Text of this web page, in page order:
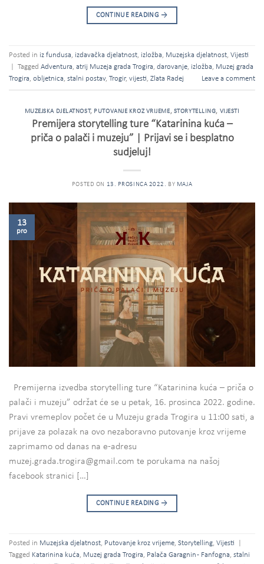
CONTINUE READING →
Posted in iz fundusa, izdavačka djelatnost, izložba, Muzejska djelatnost, Vijesti
Tagged Adventura, atrij Muzeja grada Trogira, darovanje, izložba, Muzej grada
Trogira, obljetnica, stalni postav, Trogir, vijesti, Zlata Radej Leave a comment
MUZEJSKA DJELATNOST, PUTOVANJE KROZ VRIJEME, STORYTELLING, VIJESTI
Premijera storytelling ture “Katarinina kuća –
priča o palači i muzeju” | Prijavi se i besplatno
sudjeluj!
POSTED ON 13. PROSINCA 2022. BY MAJA
13
pro
Premijerna izvedba storytelling ture “Katarinina kuća – priča o
palači i muzeju” održat će se u petak, 16. prosinca 2022. godine.
Pravi vremeplov počet će u Muzeju grada Trogira u 11:00 sati, a
prijave za polazak na ovo nezaboravno putovanje kroz vrijeme
zaprimamo od danas na e-adresu
muzej.grada.trogira@gmail.com te porukama na našoj
facebook stranici […]
CONTINUE READING →
Posted in Muzejska djelatnost, Putovanje kroz vrijeme, Storytelling, Vijesti
Tagged Katarinina kuća, Muzej grada Trogira, Palača Garagnin - Fanfogna, stalni